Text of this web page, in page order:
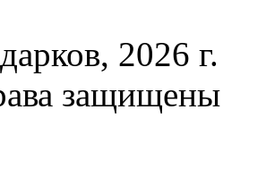
2026 г.
защищены